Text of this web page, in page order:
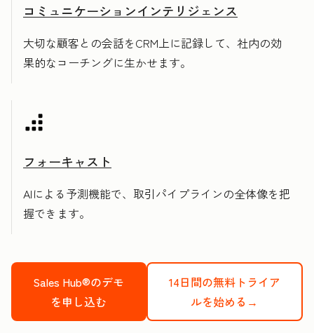
コミュニケーションインテリジェンス
大切な顧客との会話をCRM上に記録して、社内の効
果的なコーチングに生かせます。
フォーキャスト
AIによる予測機能で、取引パイプラインの全体像を把
握できます。
Sales Hub®のデモ
を申し込む
14日間の無料トライア
ルを始める→